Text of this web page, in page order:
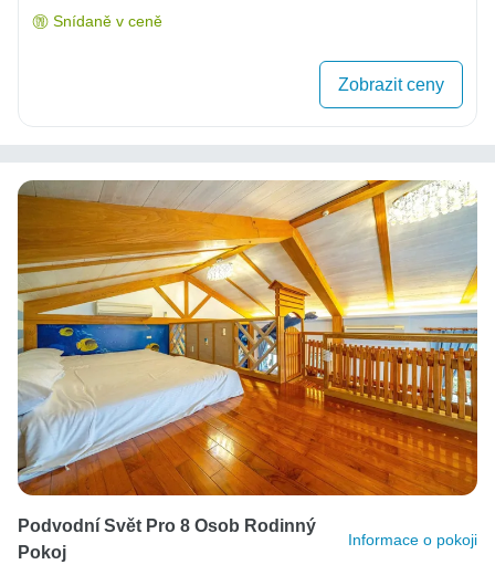
Snídaně v ceně
Zobrazit ceny
Podvodní Svět Pro 8 Osob Rodinný
Pokoj
Informace o pokoji